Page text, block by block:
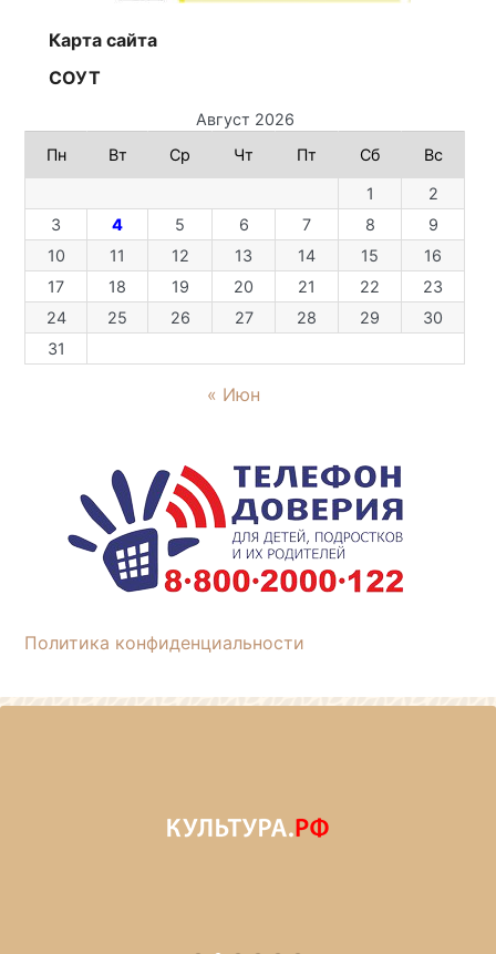
Карта сайта
СОУТ
Август 2026
Пн
Вт Ср Чт Пт Сб Вс
1
2
3
4 5 6 7 8
9
10
11 12 13 14 15
16
17
18 19 20 21 22
23
24
25 26 27 28 29
30
31
« Июн
Политика конфиденциальности